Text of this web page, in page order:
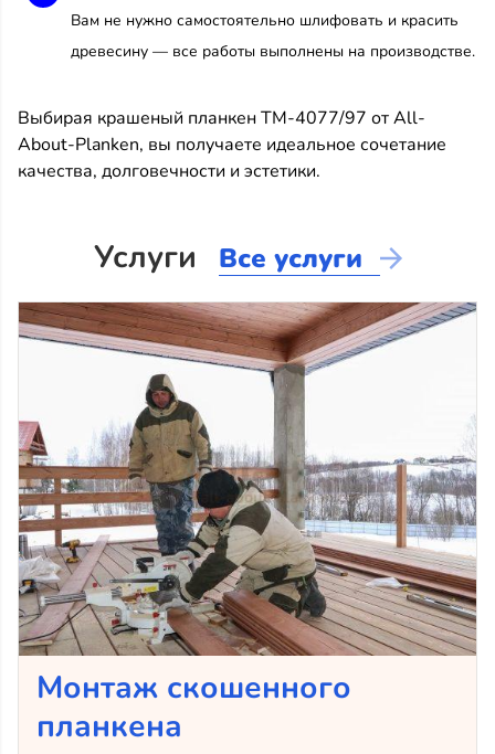
Вам не нужно самостоятельно шлифовать и красить
древесину — все работы выполнены на производстве.
Выбирая крашеный планкен TM-4077/97 от All-
About-Planken, вы получаете идеальное сочетание
качества, долговечности и эстетики.
Услуги Все услуги
Монтаж скошенного
планкена